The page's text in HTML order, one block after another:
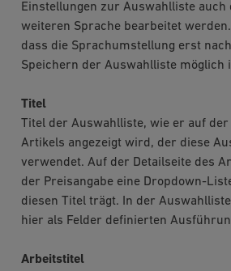
Einstellungen zur Auswahlliste auch
weiteren Sprache bearbeitet
dass die Sprachumstellung erst
Speichern der Auswahlliste möglich
Titel
Titel der Auswahlliste, wie er auf der
Artikels angezeigt wird, der diese
verwendet. Auf der Detailseite des
der Preisangabe eine Dropdown-
diesen Titel trägt. In der
hier als Felder definierten
Arbeitstitel